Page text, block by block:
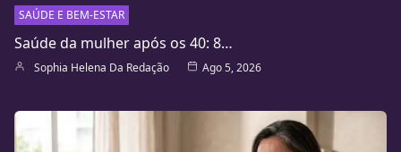
SAÚDE E BEM-ESTAR
Saúde da mulher após os 40: 8…
Sophia Helena Da Redação Ago 5, 2026